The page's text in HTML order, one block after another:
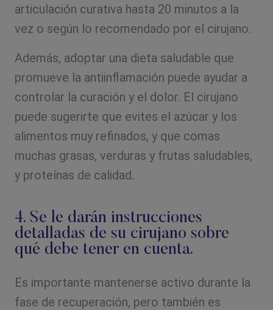
articulación curativa hasta 20 minutos a la
vez o según lo recomendado por el cirujano.
Además, adoptar una dieta saludable que
promueve la antiinflamación puede ayudar a
controlar la curación y el dolor. El cirujano
puede sugerirte que evites el azúcar y los
alimentos muy refinados, y que comas
muchas grasas, verduras y frutas saludables,
y proteínas de calidad.
4. Se le darán instrucciones
detalladas de su cirujano sobre
qué debe tener en cuenta.
Es importante mantenerse activo durante la
fase de recuperación, pero también es